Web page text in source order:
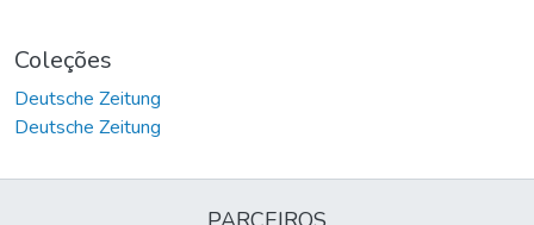
Coleções
Deutsche Zeitung
Deutsche Zeitung